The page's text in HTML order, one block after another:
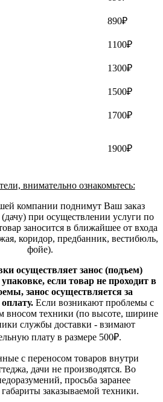
890₽
1100₽
1300₽
1500₽
1700₽
1900₽
внимательно ознакомьтесь:
компании поднимут Ваш заказ
при осуществлении услуги по
заносится в ближайшее от входа
коридор, предбанник, вестибюль,
фойе).
осуществляет занос (подъем)
если товар не проходит в
занос осуществляется за
Если возникают проблемы с
вносом техники (по высоте, ширине
службы доставки - взимают
плату в размере 500₽.
с переносом товаров внутри
дачи не производятся. Во
просьба заранее
заказываемой техники.